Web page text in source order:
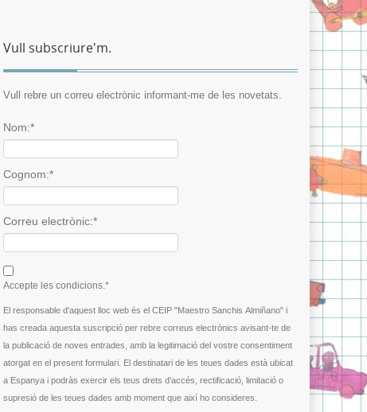
Vull subscriure'm.
Vull rebre un correu electrònic informant-me de les novetats.
Nom:*
Cognom:*
I agree terms and conditions.*
Correu electrònic:*
Accepte les condicions.*
El responsable d'aquest lloc web és el CEIP "Maestro Sanchis Almiñano" i
has creada aquesta suscripció per rebre correus electrònics avisant-te de
la publicació de noves entrades, amb la legitimació del vostre consentiment
atorgat en el present formulari. El destinatari de les teues dades està ubicat
a Espanya i podràs exercir els teus drets d'accés, rectificació, limitació o
supresió de les teues dades amb moment que així ho consideres.